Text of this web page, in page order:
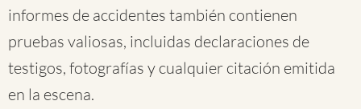
informes de accidentes también contienen
pruebas valiosas, incluidas declaraciones de
testigos, fotografías y cualquier citación emitida
en la escena.